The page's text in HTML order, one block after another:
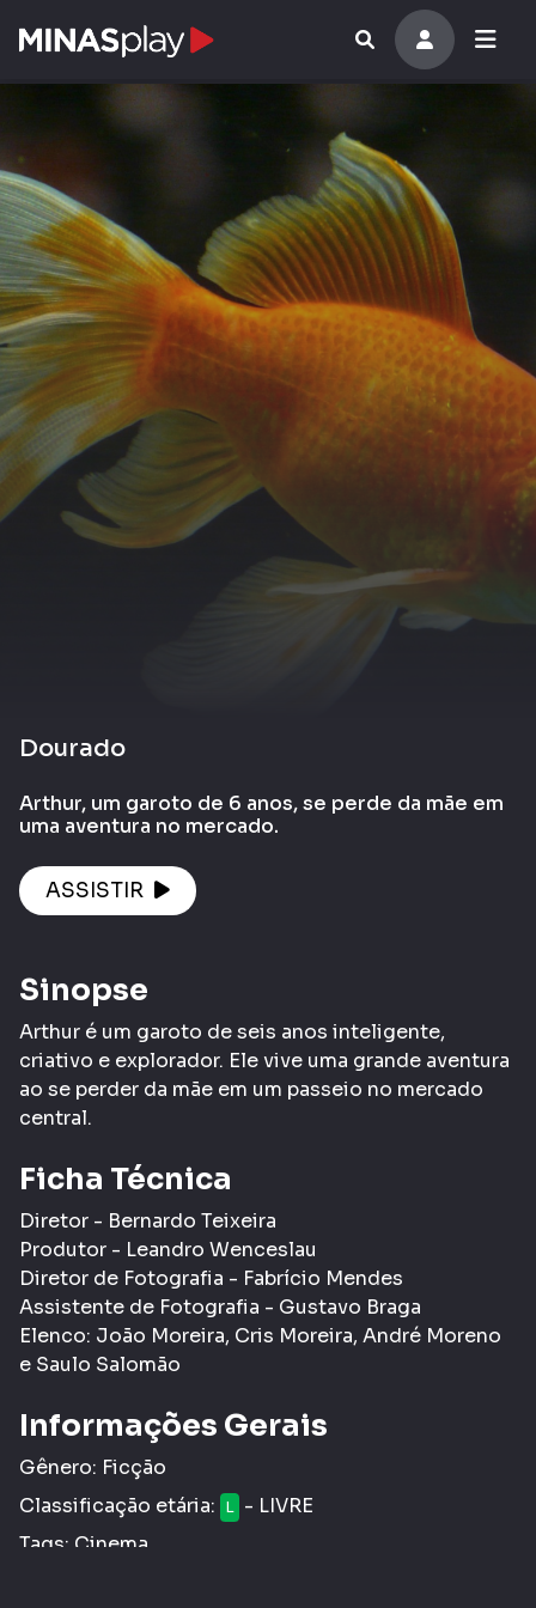
Dourado
Arthur, um garoto de 6 anos, se perde da mãe em
uma aventura no mercado.
ASSISTIR
Sinopse
Arthur é um garoto de seis anos inteligente,
criativo e explorador. Ele vive uma grande aventura
ao se perder da mãe em um passeio no mercado
central.
Ficha Técnica
Diretor - Bernardo Teixeira
Produtor - Leandro Wenceslau
Diretor de Fotografia - Fabrício Mendes
Assistente de Fotografia - Gustavo Braga
Elenco: João Moreira, Cris Moreira, André Moreno
e Saulo Salomão
Informações Gerais
Gênero: Ficção
Classificação etária:
L - LIVRE
Tags: Cinema